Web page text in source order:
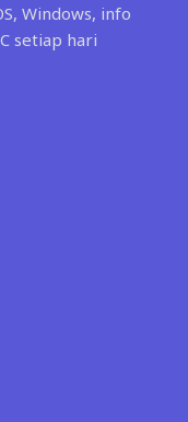
Windows, info
setiap hari